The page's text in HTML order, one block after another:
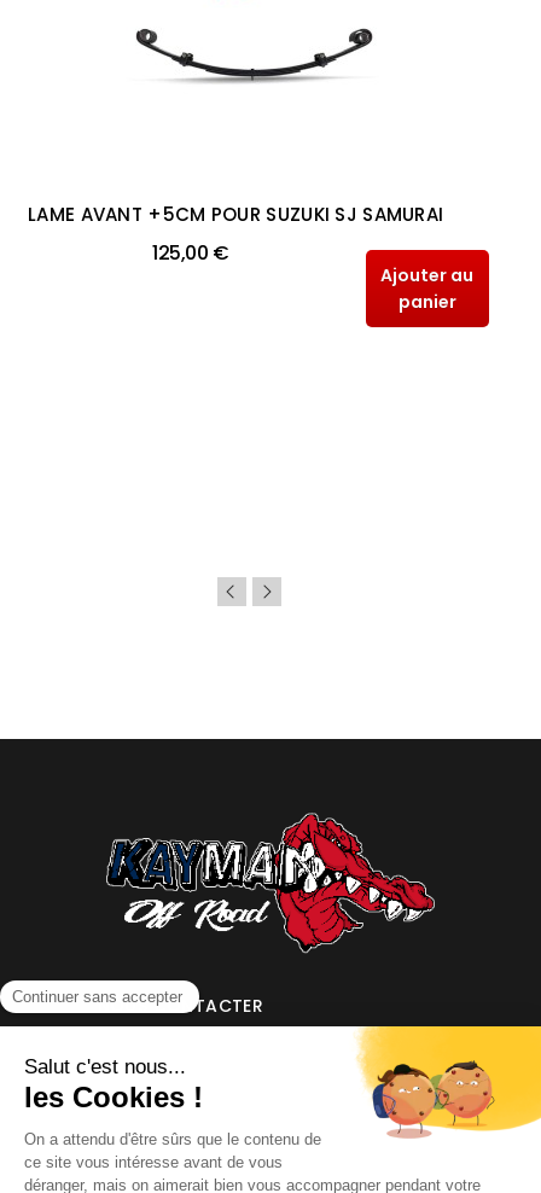
LAME AVANT +5CM POUR SUZUKI SJ SAMURAI
125,00 €
Ajouter au
panier
NOUS CONTACTER
INFORMATIONS
NOS PARTENAIRES